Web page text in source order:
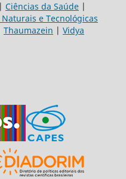
Ciências da Saúde|
e Tecnológicas
Thaumazein | Vidya